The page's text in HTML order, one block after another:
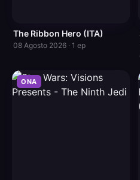
The Ribbon Hero (ITA)
08 Agosto 2026 · 1 ep
ONA